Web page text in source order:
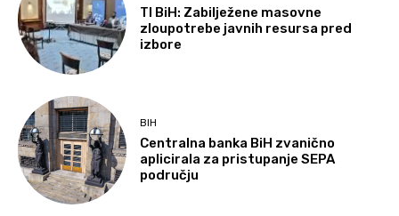
TI BiH: Zabilježene masovne
zloupotrebe javnih resursa pred
izbore
BIH
Centralna banka BiH zvanično
aplicirala za pristupanje SEPA
području